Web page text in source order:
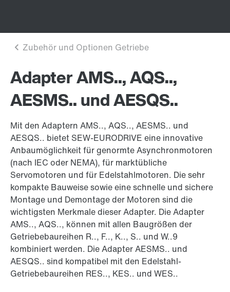
Adapter AMS.., AQS..,
AESMS.. und AESQS..
Mit den Adaptern AMS.., AQS.., AESMS.. und
AESQS.. bietet SEW-EURODRIVE eine innovative
Anbaumöglichkeit für genormte Asynchronmotoren
(nach IEC oder NEMA), für marktübliche
Servomotoren und für Edelstahlmotoren. Die sehr
kompakte Bauweise sowie eine schnelle und sichere
Montage und Demontage der Motoren sind die
wichtigsten Merkmale dieser Adapter. Die Adapter
AMS.., AQS.., können mit allen Baugrößen der
Getriebebaureihen R.., F.., K.., S.. und W..9
kombiniert werden. Die Adapter AESMS.. und
AESQS.. sind kompatibel mit den Edelstahl-
Getriebebaureihen RES.., KES.. und WES..